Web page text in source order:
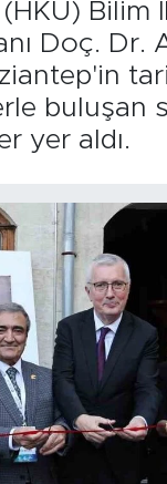
Doç.
buluşan
yer aldı.